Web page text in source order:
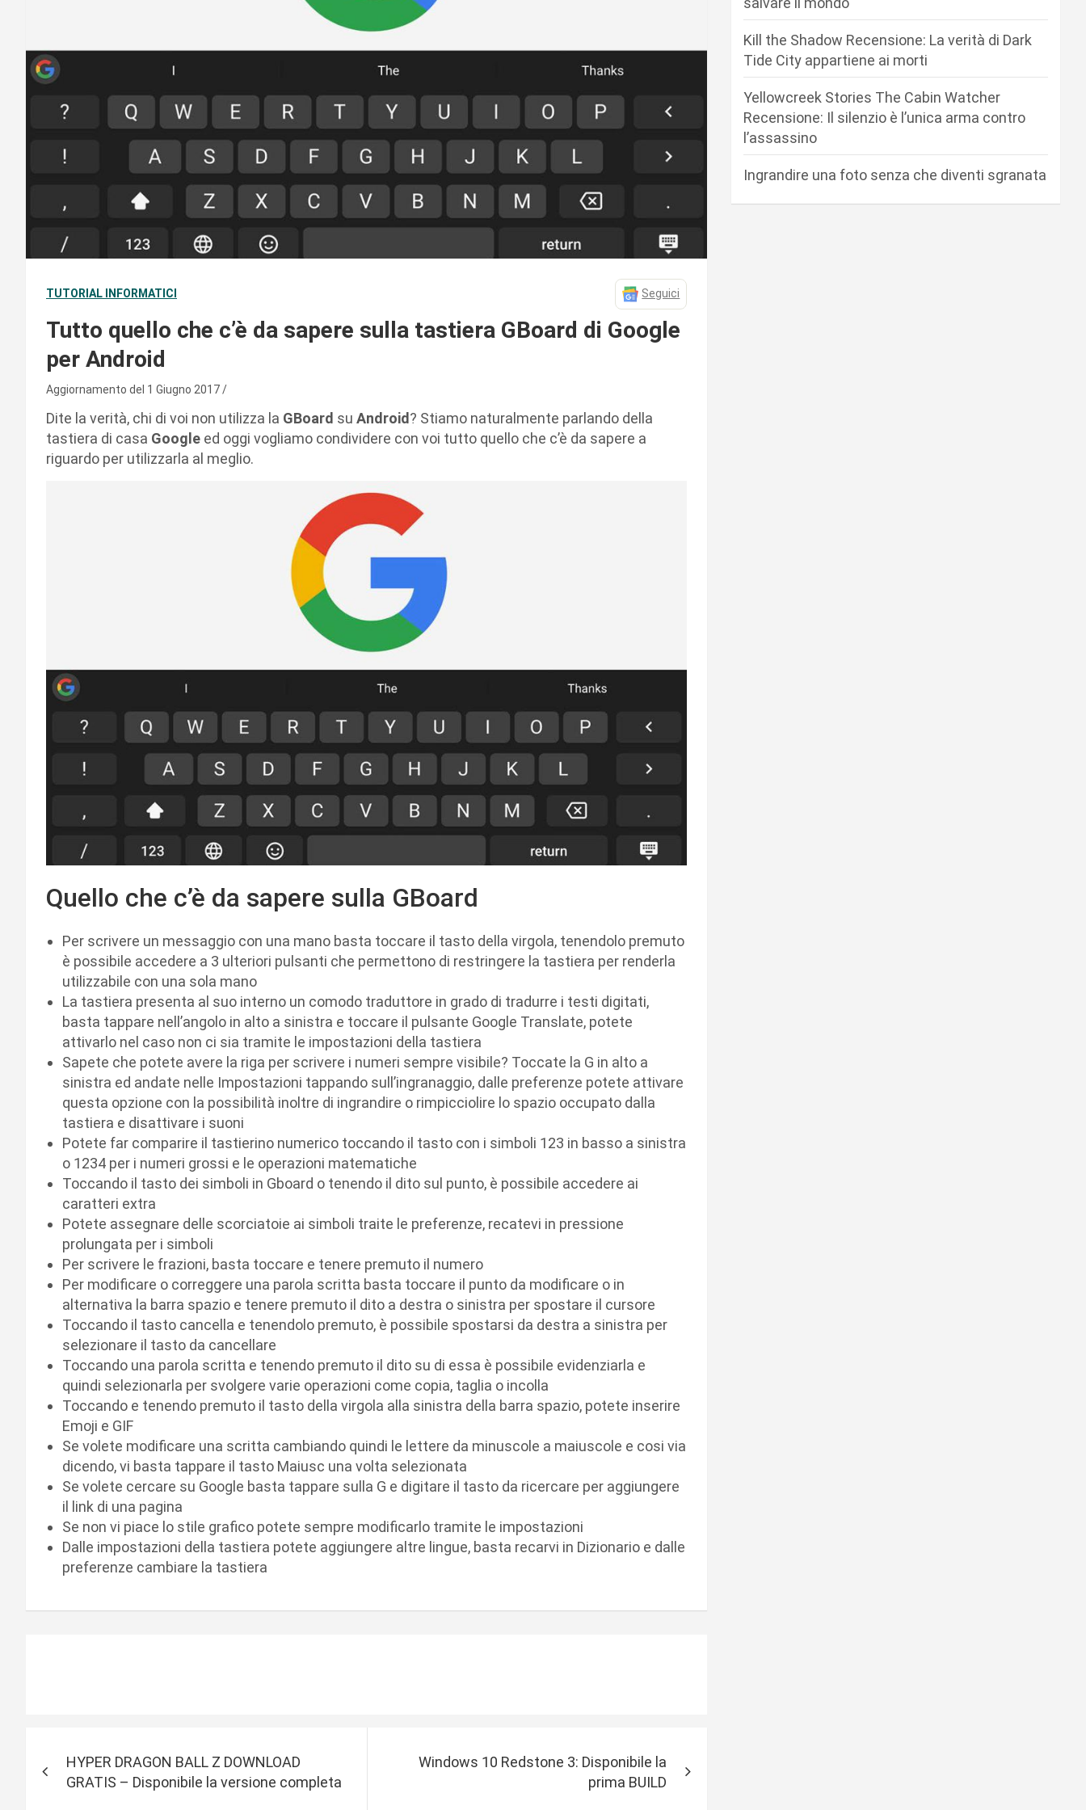
TUTORIAL INFORMATICI Seguici
Tutto quello che c’è da sapere sulla tastiera GBoard di Google
per Android
Aggiornamento del 1 Giugno 2017
Dite la verità, chi di voi non utilizza la GBoard su Android ? Stiamo naturalmente parlando della
tastiera di casa Google ed oggi vogliamo condividere con voi tutto quello che c’è da sapere a
riguardo per utilizzarla al meglio.
Quello che c’è da sapere sulla GBoard
Per scrivere un messaggio con una mano basta toccare il tasto della virgola, tenendolo premuto
è possibile accedere a 3 ulteriori pulsanti che permettono di restringere la tastiera per renderla
utilizzabile con una sola mano
La tastiera presenta al suo interno un comodo traduttore in grado di tradurre i testi digitati,
basta tappare nell’angolo in alto a sinistra e toccare il pulsante Google Translate, potete
attivarlo nel caso non ci sia tramite le impostazioni della tastiera
Sapete che potete avere la riga per scrivere i numeri sempre visibile? Toccate la G in alto a
sinistra ed andate nelle Impostazioni tappando sull’ingranaggio, dalle preferenze potete attivare
questa opzione con la possibilità inoltre di ingrandire o rimpicciolire lo spazio occupato dalla
tastiera e disattivare i suoni
Potete far comparire il tastierino numerico toccando il tasto con i simboli 123 in basso a sinistra
o 1234 per i numeri grossi e le operazioni matematiche
Toccando il tasto dei simboli in Gboard o tenendo il dito sul punto, è possibile accedere ai
caratteri extra
Potete assegnare delle scorciatoie ai simboli traite le preferenze, recatevi in pressione
prolungata per i simboli
Per scrivere le frazioni, basta toccare e tenere premuto il numero
Per modificare o correggere una parola scritta basta toccare il punto da modificare o in
alternativa la barra spazio e tenere premuto il dito a destra o sinistra per spostare il cursore
Toccando il tasto cancella e tenendolo premuto, è possibile spostarsi da destra a sinistra per
selezionare il tasto da cancellare
Toccando una parola scritta e tenendo premuto il dito su di essa è possibile evidenziarla e
quindi selezionarla per svolgere varie operazioni come copia, taglia o incolla
Toccando e tenendo premuto il tasto della virgola alla sinistra della barra spazio, potete inserire
Emoji e GIF
Se volete modificare una scritta cambiando quindi le lettere da minuscole a maiuscole e cosi via
dicendo, vi basta tappare il tasto Maiusc una volta selezionata
Se volete cercare su Google basta tappare sulla G e digitare il tasto da ricercare per aggiungere
il link di una pagina
Se non vi piace lo stile grafico potete sempre modificarlo tramite le impostazioni
Dalle impostazioni della tastiera potete aggiungere altre lingue, basta recarvi in Dizionario e dalle
preferenze cambiare la tastiera
HYPER DRAGON BALL Z DOWNLOAD
GRATIS – Disponibile la versione completa
Windows 10 Redstone 3: Disponibile la
prima BUILD
Kill the Shadow Recensione: La verità di Dark
Tide City appartiene ai morti
Yellowcreek Stories The Cabin Watcher
Recensione: Il silenzio è l’unica arma contro
l’assassino
Ingrandire una foto senza che diventi sgranata